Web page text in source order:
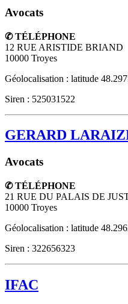
Avocats
✆ TÉLÉPHONE
12 RUE ARISTIDE BRIAND
10000 Troyes
Géolocalisation : latitude
Siren : 525031522
GERARD
Avocats
✆ TÉLÉPHONE
21 RUE DU PALAIS DE
10000 Troyes
Géolocalisation : latitude
Siren : 322656323
IFAC